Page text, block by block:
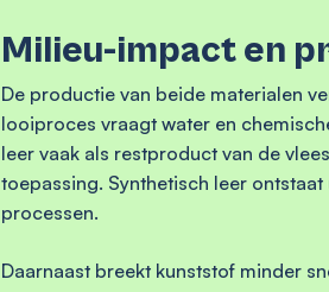
Milieu-impact en
De productie van beide materialen
looiproces vraagt water en
leer vaak als restproduct van de
toepassing. Synthetisch leer
processen.
Daarnaast breekt kunststof minder